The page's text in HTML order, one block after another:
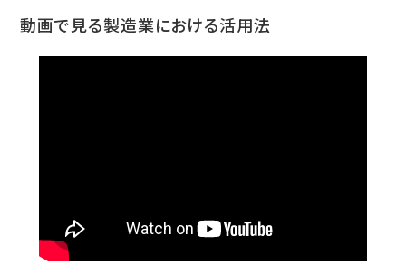
動画で見る製造業における活用法